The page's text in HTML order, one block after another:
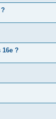
?
16e ?